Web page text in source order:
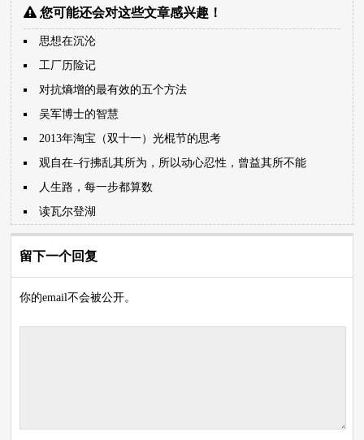
您可能还会对这些文章感兴趣！
思想在沉沦
工厂历险记
对抗熵增的最有效的五个方法
吴军博士的智慧
2013年淘宝（双十一）光棍节的思考
观自在–行拂乱其所为，所以动心忍性，曾益其所不能
人生路，每一步都算数
读瓦尔登湖
留下一个回复
你的email不会被公开。